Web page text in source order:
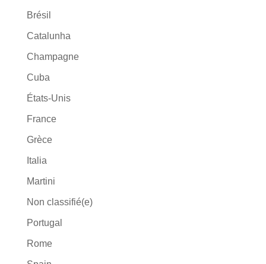
Brésil
Catalunha
Champagne
Cuba
États-Unis
France
Grèce
Italia
Martini
Non classifié(e)
Portugal
Rome